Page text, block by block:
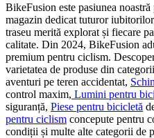
BikeFusion este pasiunea
magazin dedicat tuturor
traseu merită explorat și fiecare
calitate. Din 2024, BikeFusion
premium pentru ciclism.
varietatea de produse din
aventuri pe teren accidentat,
control maxim, Lumini pentru
siguranță, Piese pentru bicicletă
pentru ciclism concepute pentru
condiții și multe alte categorii de